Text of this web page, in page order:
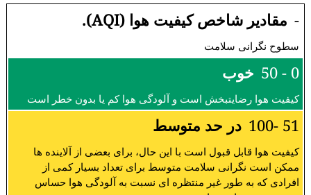
- مقادیر شاخص کیفیت هوا (AQI).
سطوح نگرانی سلامت
0 - 50 خوب
کیفیت هوا رضایتبخش است و آلودگی هوا کم یا بدون خطر است
51 -100 در حد متوسط
کیفیت هوا قابل قبول است با این حال، برای بعضی از آلاینده ها
ممکن است نگرانی سلامت متوسط برای تعداد بسیار کمی از
افرادی که به طور غیر منتظره ای نسبت به آلودگی هوا حساس